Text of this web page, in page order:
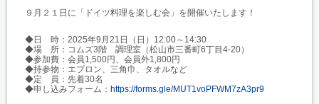
９月２１日に「ドイツ料理を楽しむ会」を開催いたします！
◆日 時：2025年9月21日（日）12:00～14:30
◆場 所：コムズ3階 調理室（松山市三番町6丁目4-20）
◆参加費：会員1,500円、会員外1,800円
◆持参物：エプロン、三角巾、タオルなど
◆定 員：先着30名
◆申し込みフォーム： https://forms.gle/MUT1voPFWM7zA3pr9